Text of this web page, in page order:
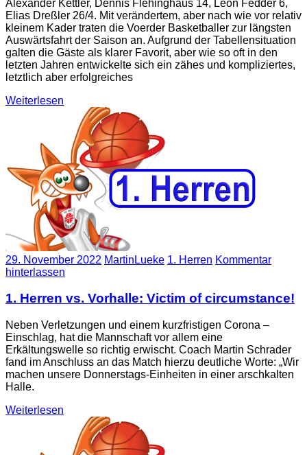
Alexander Kettler, Dennis Flehinghaus 14, Leon Fedder 6,
Elias Dreßler 26/4. Mit verändertem, aber nach wie vor relativ
kleinem Kader traten die Voerder Basketballer zur längsten
Auswärtsfahrt der Saison an. Aufgrund der Tabellensituation
galten die Gäste als klarer Favorit, aber wie so oft in den
letzten Jahren entwickelte sich ein zähes und kompliziertes,
letztlich aber erfolgreiches
Weiterlesen
29. November 2022 MartinLueke 1. Herren Kommentar
hinterlassen
1. Herren vs. Vorhalle: Victim of circumstance!
Neben Verletzungen und einem kurzfristigen Corona –
Einschlag, hat die Mannschaft vor allem eine
Erkältungswelle so richtig erwischt. Coach Martin Schrader
fand im Anschluss an das Match hierzu deutliche Worte: „Wir
machen unsere Donnerstags-Einheiten in einer arschkalten
Halle.
Weiterlesen